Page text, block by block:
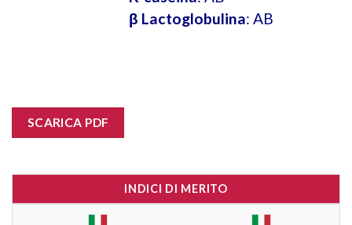
β Lactoglobulina: AB
SCARICA PDF
INDICI DI MERITO